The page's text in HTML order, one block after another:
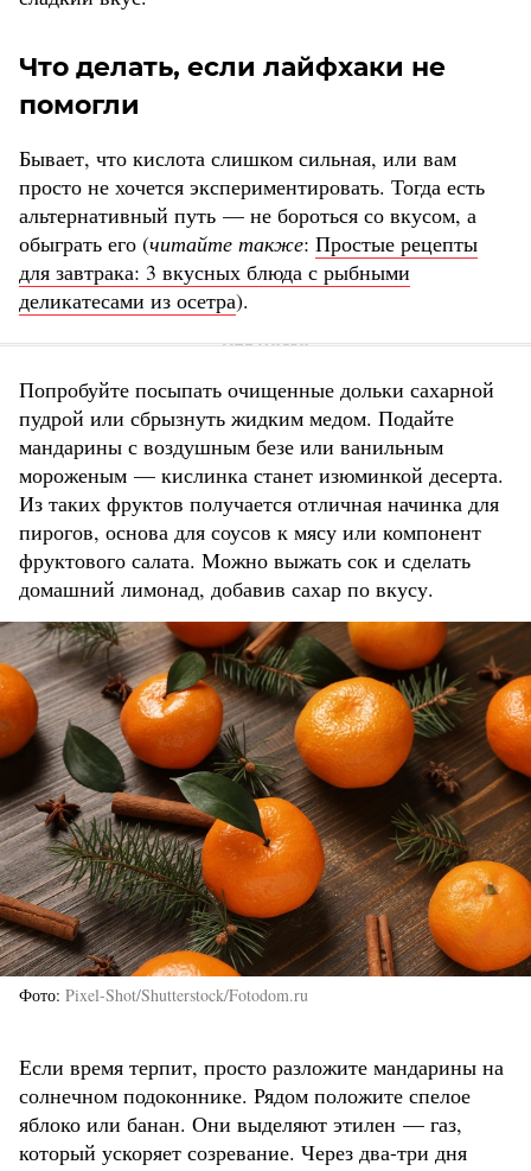
Что делать, если лайфхаки не
помогли
Бывает, что кислота слишком сильная, или вам
просто не хочется экспериментировать. Тогда есть
альтернативный путь — не бороться со вкусом, а
обыграть его (читайте также: Простые рецепты
для завтрака: 3 вкусных блюда с рыбными
деликатесами из осетра).
Попробуйте посыпать очищенные дольки сахарной
пудрой или сбрызнуть жидким медом. Подайте
мандарины с воздушным безе или ванильным
мороженым — кислинка станет изюминкой десерта.
Из таких фруктов получается отличная начинка для
пирогов, основа для соусов к мясу или компонент
фруктового салата. Можно выжать сок и сделать
домашний лимонад, добавив сахар по вкусу.
Фото Pixel-Shot/Shutterstock/Fotodom.ru
Если время терпит, просто разложите мандарины на
солнечном подоконнике. Рядом положите спелое
яблоко или банан. Они выделяют этилен — газ,
который ускоряет созревание. Через два-три дня